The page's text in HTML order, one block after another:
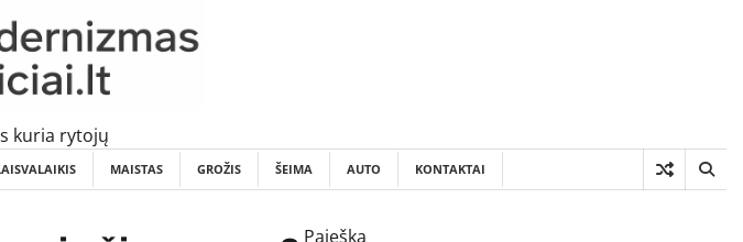
kuria rytojų
MAISTAS GROŽIS ŠEIMA AUTO KONTAKTAI
Paieška